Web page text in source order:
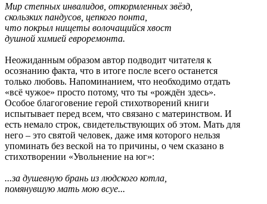
Мир степных инвалидов, откормленных звёзд,
скользких пандусов, цепкого понта,
что покрыл нищеты волочащийся хвост
душной химией евроремонта.
Неожиданным образом автор подводит читателя к
осознанию факта, что в итоге после всего останется
только любовь. Напоминанием, что необходимо отдать
«всё чужое» просто потому, что ты «рождён здесь».
Особое благоговение герой стихотворений книги
испытывает перед всем, что связано с материнством. И
есть немало строк, свидетельствующих об этом. Мать для
него – это святой человек, даже имя которого нельзя
упоминать без веской на то причины, о чем сказано в
стихотворении «Увольнение на юг»:
...за душевную брань из людского котла,
помянувшую мать мою всуе...